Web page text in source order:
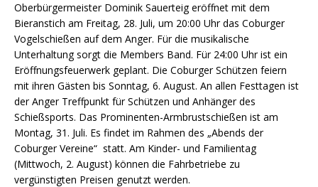
Oberbürgermeister Dominik Sauerteig eröffnet mit dem
Bieranstich am Freitag, 28. Juli, um 20:00 Uhr das Coburger
Vogelschießen auf dem Anger. Für die musikalische
Unterhaltung sorgt die Members Band. Für 24:00 Uhr ist ein
Eröffnungsfeuerwerk geplant. Die Coburger Schützen feiern
mit ihren Gästen bis Sonntag, 6. August. An allen Festtagen ist
der Anger Treffpunkt für Schützen und Anhänger des
Schießsports. Das Prominenten-Armbrustschießen ist am
Montag, 31. Juli. Es findet im Rahmen des „Abends der
Coburger Vereine“ statt. Am Kinder- und Familientag
(Mittwoch, 2. August) können die Fahrbetriebe zu
vergünstigten Preisen genutzt werden.